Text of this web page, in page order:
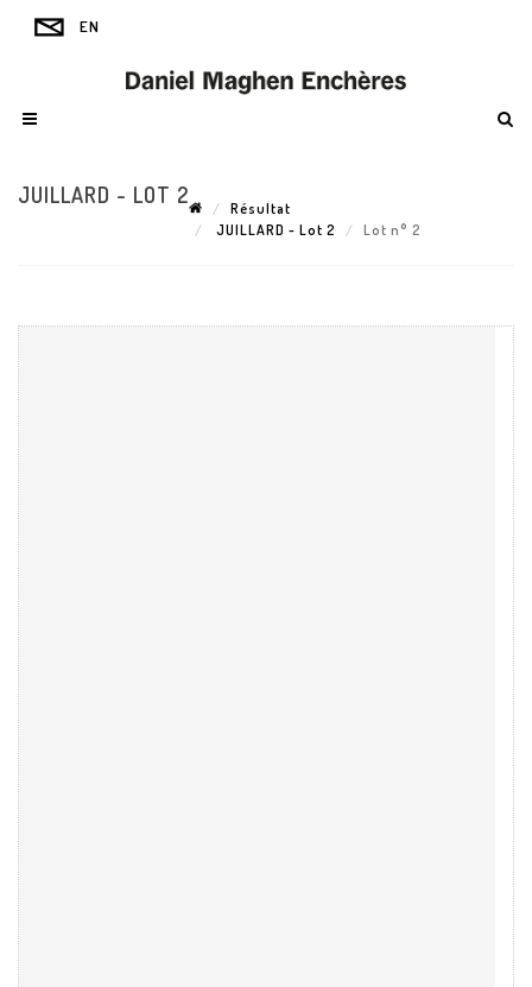
JUILLARD - LOT 2
Résultat
JUILLARD - Lot 2
Lot n° 2